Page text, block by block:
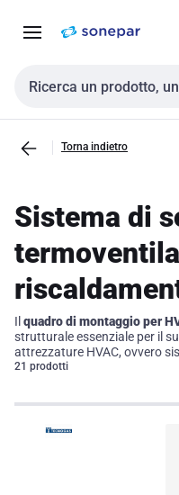
navigazione alla
Cerca input
Torna indietro
Sistema di
Il quadro di montaggio per
strutturale essenziale per il
attrezzature HVAC, ovvero
climatizzazione. Questo
durabilità e nell'affidabilità
21 prodotti